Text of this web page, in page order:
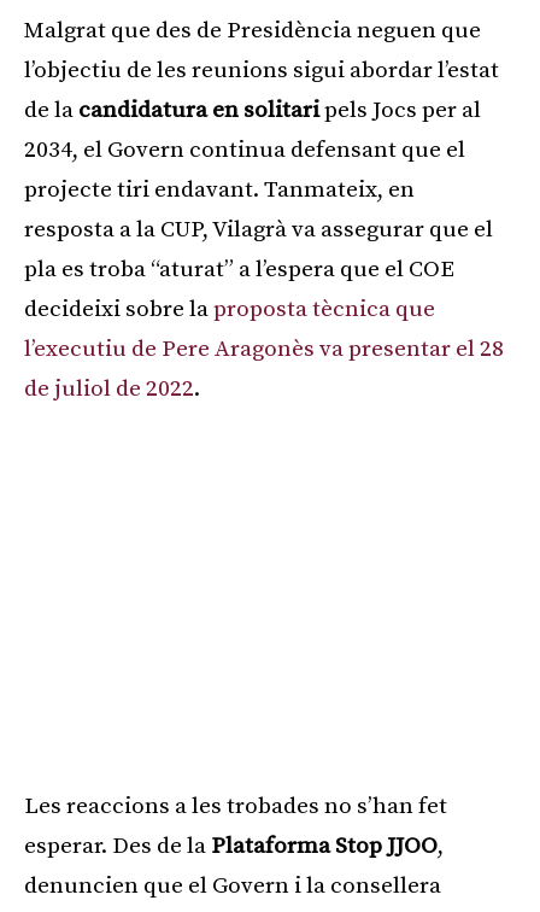
Malgrat que des de Presidència neguen que
l’objectiu de les reunions sigui abordar l’estat
de la candidatura en solitaripels Jocs per al
2034, el Govern continua defensant que el
projecte tiri endavant. Tanmateix, en
resposta a la CUP, Vilagrà va assegurar que el
pla es troba “aturat” a l’espera que el COE
decideixi sobre laproposta tècnica que
l’executiu de Pere Aragonès va presentar el 28
de juliol de 2022.
Les reaccions a les trobades no s’han fet
esperar. Des de la Plataforma Stop JJOO,
denuncien que el Govern i la consellera